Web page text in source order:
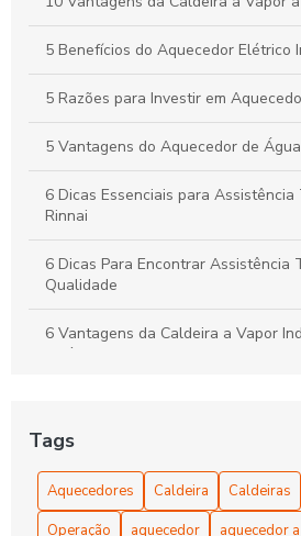
5 Benefícios do Aquecedor Elétrico
5 Razões para Investir em
5 Vantagens do Aquecedor de
6 Dicas Essenciais para
Rinnai
6 Dicas Para Encontrar Assistência
Qualidade
6 Vantagens da Caldeira a Vapor
Indústria
Aquecedor Água Elétrico:
Aquecedor Água Elétrico:
Tags
Aquecedores Caldeira Caldeiras
Operação
aquecedor
aquecedor